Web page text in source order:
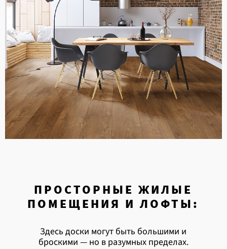
ПРОСТОРНЫЕ ЖИЛЫЕ
ПОМЕЩЕНИЯ И ЛОФТЫ:
Здесь доски могут быть большими и
броскими — но в разумных пределах.